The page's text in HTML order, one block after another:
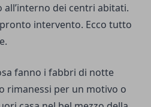
dei centri abitati.
intervento. Ecco tutto
fanno i fabbri di notte
rimanessi per un motivo o